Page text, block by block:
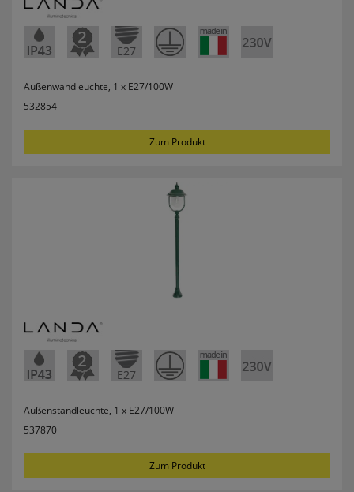
Außenwandleuchte, 1 x E27/100W
532854
Zum Produkt
Außenstandleuchte, 1 x E27/100W
537870
Zum Produkt
ws8_pferdekaemper_01-aa_design_cookie
Speichert Informationen um bestimmte Elemente
im Design anders darstellen zu können.
searchvalue
Dieses Cookie speichert den einegebenen
nicht erneut eingeben müssen.
Dieses Cookie speichert eine eindeutige
mit dem er vorherige Gespräche geführt hat.
Dieses Cookie wird automatisch generiert und
legt eine eindeutige Sitzungs-ID fest. Es sorgt
dafür, dass die von den Benutzern des Live-Chats
angegebenen Daten nicht verloren gehen,
Scan